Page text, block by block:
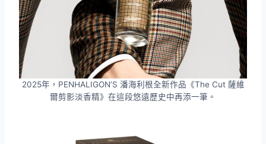
2025年，PENHALIGON’S 潘海利根全新作品《The Cut 薩維
爾剪影淡香精》在這段悠遠歷史中再添一筆。